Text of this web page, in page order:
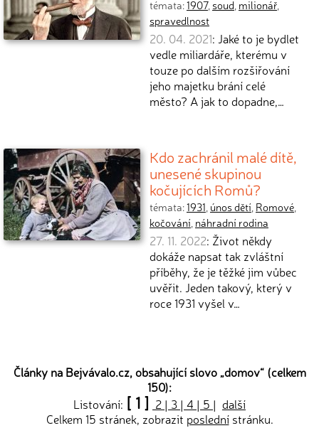
témata:1907, soud, milionář,
spravedlnost
20. 04. 2021: Jaké to je bydlet
vedle miliardáře, kterému v
touze po dalším rozšiřování
jeho majetku brání celé
město? A jak to dopadne,…
Kdo zachránil malé dítě,
unesené skupinou
kočujících Romů?
témata:1931, únos dětí, Romové,
kočování, náhradní rodina
27. 11. 2022: Život někdy
dokáže napsat tak zvláštní
příběhy, že je těžké jim vůbec
uvěřit. Jeden takový, který v
roce 1931 vyšel v…
Články na Bejvávalo.cz, obsahující slovo „domov“ (celkem
150):
Listování: [ 1 ] 2 | 3 | 4 | 5 | další
Celkem 15 stránek, zobrazit poslednístránku.